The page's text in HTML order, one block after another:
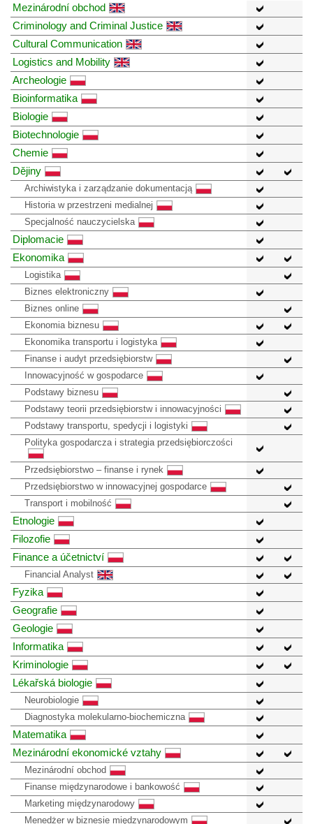
Mezinárodní obchod
Criminology and Criminal Justice
Cultural Communication
Logistics and Mobility
Archeologie
Bioinformatika
Biologie
Biotechnologie
Chemie
Dějiny
Archiwistyka i zarządzanie dokumentacją
Historia w przestrzeni medialnej
Specjalność nauczycielska
Diplomacie
Ekonomika
Logistika
Biznes elektroniczny
Biznes online
Ekonomia biznesu
Ekonomika transportu i logistyka
Finanse i audyt przedsiębiorstw
Innowacyjność w gospodarce
Podstawy biznesu
Podstawy teorii przedsiębiorstw i innowacyjności
Podstawy transportu, spedycji i logistyki
Polityka gospodarcza i strategia przedsiębiorczości
Przedsiębiorstwo – finanse i rynek
Przedsiębiorstwo w innowacyjnej gospodarce
Transport i mobilność
Etnologie
Filozofie
Finance a účetnictví
Financial Analyst
Fyzika
Geografie
Geologie
Informatika
Kriminologie
Lékařská biologie
Neurobiologie
Diagnostyka molekularno-biochemiczna
Matematika
Mezinárodní ekonomické vztahy
Mezinárodní obchod
Finanse międzynarodowe i bankowość
Marketing międzynarodowy
Menedżer w biznesie międzynarodowym